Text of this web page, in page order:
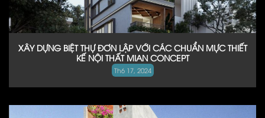
XÂY DỰNG BIỆT THỰ ĐƠN LẬP VỚI CÁC CHUẨN MỰC THIẾT
KẾ NỘI THẤT MIAN CONCEPT
Th6 17, 2024